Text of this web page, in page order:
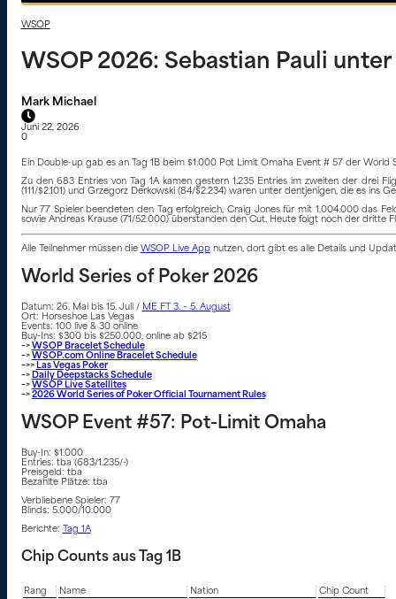
WSOP
WSOP 2026: Sebastian Pauli
Mark Michael
Juni 22, 2026
0
Ein Double-up gab es an Tag 1B beim $1.000 Pot Limit Omaha Event # 57 der World
Zu den 683 Entries von Tag 1A kamen gestern 1.235 Entries im zweiten der drei
(111/$2.101) und Grzegorz Derkowski (84/$2.234) waren unter dentjenigen, die es ins
Nur 77 Spieler beendeten den Tag erfolgreich, Craig Jones für mit 1.004.000 das
sowie Andreas Krause (71/52.000) überstanden den Cut. Heute folgt noch der dritte
Alle Teilnehmer müssen die WSOP Live Appnutzen, dort gibt es alle Details und
World Series of Poker 2026
Datum: 26. Mai bis 15. Juli / ME FT 3. – 5. August
Ort: Horseshoe Las Vegas
Events: 100 live & 30 online
Buy-Ins: $300 bis $250.000, online ab $215
–>WSOP Bracelet Schedule
–>WSOP.com Online Bracelet Schedule
–>> Las Vegas Poker
–> Daily Deepstacks Schedule
–>WSOP Live Satellites
–>2026 World Series of Poker Official Tournament Rules
WSOP Event #57: Pot-Limit Omaha
Buy-In: $1.000
Entries: tba (683/1.235/-)
Preisgeld: tba
Bezahlte Plätze: tba
Verbliebene Spieler: 77
Blinds: 5.000/10.000
Berichte: Tag 1A
Chip Counts aus Tag 1B
Rang Name Nation
Chip Count